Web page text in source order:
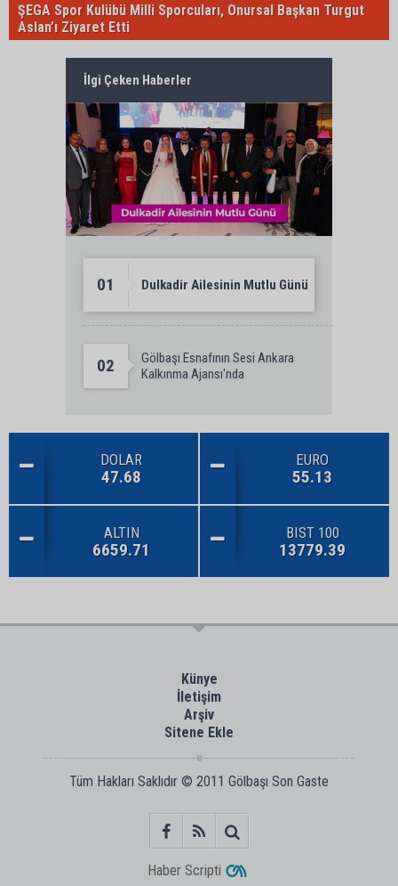
ŞEGA Spor Kulübü Milli Sporcuları, Onursal Başkan Turgut
Aslan’ı Ziyaret Etti
İlgi Çeken Haberler
01 Dulkadir Ailesinin Mutlu Günü
02
Gölbaşı Esnafının Sesi Ankara
Kalkınma Ajansı'nda
DOLAR
47.68
EURO
55.13
ALTIN
6659.71
BIST 100
13779.39
Künye
İletişim
Arşiv
Sitene Ekle
Tüm Hakları Saklıdır © 2011 Gölbaşı Son Gaste
Haber Scripti